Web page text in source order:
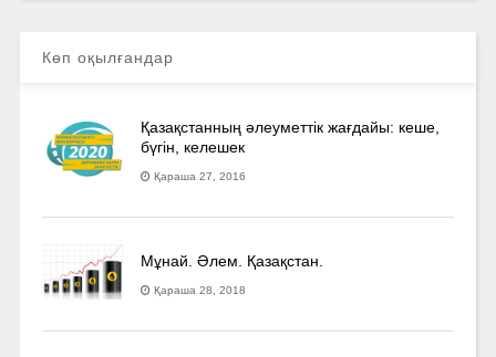
Көп оқылғандар
Қазақстанның әлеуметтік жағдайы: кеше,
бүгін, келешек
Қараша 27, 2016
Мұнай. Әлем. Қазақстан.
Қараша 28, 2018